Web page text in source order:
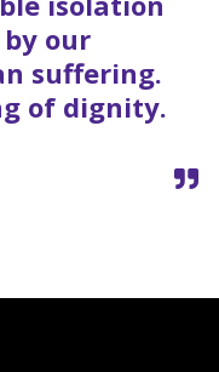
our
suffering.
of dignity.